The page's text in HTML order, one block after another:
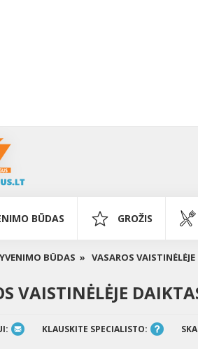
BŪDAS GROŽIS
BŪDAS » VASAROS
VAISTINĖLĖJE
KLAUSKITE SPECIALISTO: